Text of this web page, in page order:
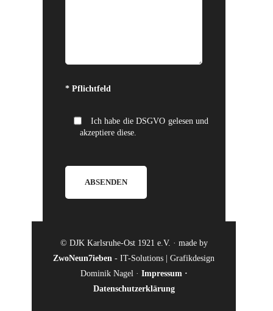
Bitte lasse dieses Feld leer.
* Pflichtfeld
Ich habe die DSGVO gelesen und
akzeptiere diese.
© DJK Karlsruhe-Ost 1921 e.V. · made by
ZwoNeun7ieben - IT-Solutions | Grafikdesign
Dominik Nagel · Impressum ·
Datenschutzerklärung